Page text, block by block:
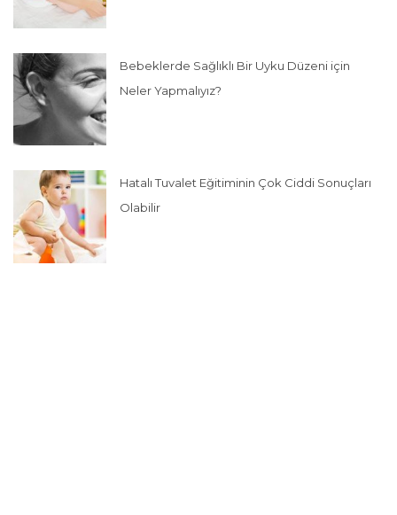
Bebeklerde Sağlıklı Bir Uyku Düzeni için
Neler Yapmalıyız?
Hatalı Tuvalet Eğitiminin Çok Ciddi Sonuçları
Olabilir